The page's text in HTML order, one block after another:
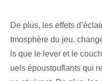
De plus, les effets
tmosphère du jeu.
ls que le lever et le
uels époustouflants qui